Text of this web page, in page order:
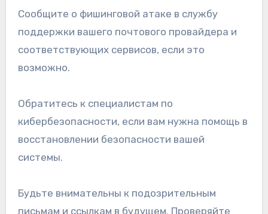
Сообщите о фишинговой атаке в службу
поддержки вашего почтового провайдера и
соответствующих сервисов, если это
возможно.
Обратитесь к специалистам по
кибербезопасности, если вам нужна помощь в
восстановлении безопасности вашей
системы.
Будьте внимательны к подозрительным
письмам и ссылкам в будущем. Проверяйте